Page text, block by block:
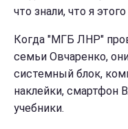
что знали, что я
Когда "МГБ ЛНР"
семьи Овчаренко,
системный блок,
наклейки, смартфон
учебники.